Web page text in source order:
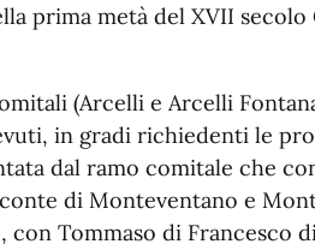
prima metà del XVII
(Arcelli e Arcelli
in gradi richiedenti le
dal ramo comitale che
di Monteventano e
con Tommaso di Francesco